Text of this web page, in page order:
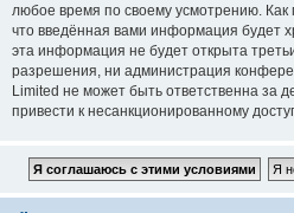
любое время по своему усмотрению. Как
что введённая вами информация будет
эта информация не будет открыта
разрешения, ни администрация
Limited не может быть ответственна за
привести к несанкционированному